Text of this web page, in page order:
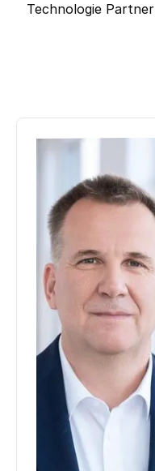
Technologie Partner